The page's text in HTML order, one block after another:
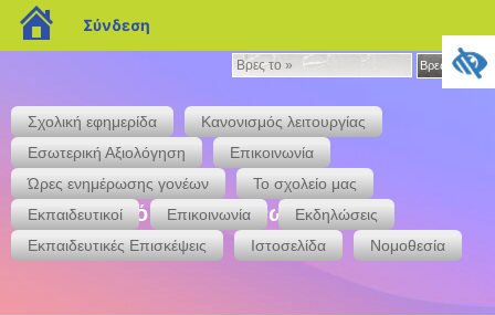
Βρες
»
Βρες το »
Σχολική εφημερίδα
Κανονισμός λειτουργίας
Εσωτερική Αξιολόγηση
Επικοινωνία
Ώρες ενημέρωσης γονέων
Το σχολείο μας
Εκπαιδευτικοί
Επικοινωνία
Εκδηλώσεις
Εκπαιδευτικές Επισκέψεις
Ιστοσελίδα Νομοθεσία
7ο Δημοτικό Σχολείο Άνω Λιοσίων
blogs.sch.gr
Σύνδεση